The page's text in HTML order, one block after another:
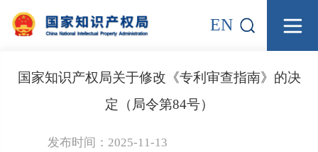
EN
国家知识产权局关于修改《专利审查指南》的决
定（局令第84号）
发布时间：2025-11-13